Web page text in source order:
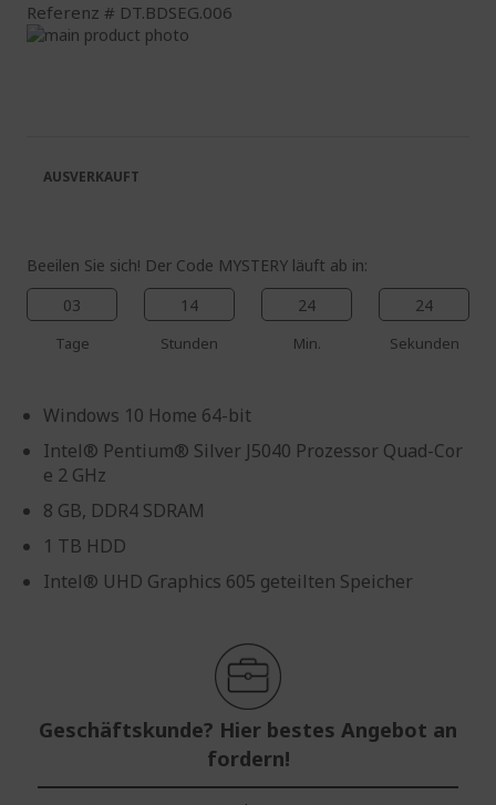
Referenz DT.BDSEG.006
Zum
Beeilen Sie sich! Der Code MYSTERY läuft ab in:
03
Tage
14
Stunden
24
Min.
23
Sekunden
Windows 10 Home 64-bit
Intel® Pentium® Silver J5040 Prozessor Quad-Cor
e 2 GHz
8 GB, DDR4 SDRAM
1 TB HDD
Intel® UHD Graphics 605 geteilten Speicher
Geschäftskunde? Hier bestes Angebot an
fordern!
AUSVERKAUFT